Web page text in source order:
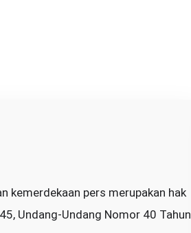
kemerdekaan pers merupakan hak
Undang-Undang Nomor 40 Tahun